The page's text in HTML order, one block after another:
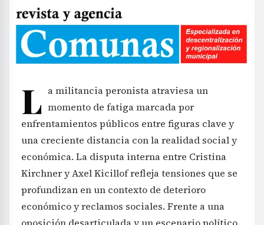
L a militancia peronista atraviesa un
momento de fatiga marcada por
enfrentamientos públicos entre figuras clave y
una creciente distancia con la realidad social y
económica. La disputa interna entre Cristina
Kirchner y Axel Kicillof refleja tensiones que se
profundizan en un contexto de deterioro
económico y reclamos sociales. Frente a una